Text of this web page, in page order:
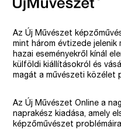
Az Új Művészet
mint három évtizede jelenik
hazai eseményekről kínál
külföldi kiállításokról és
magát a művészeti közélet
Az Új Művészet Online a
naprakész kiadása, amely
képzőművészet